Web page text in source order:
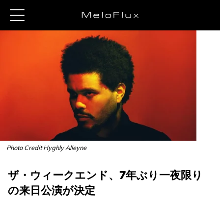
Photo Credit Hyghly Alleyne
ザ・ウィークエンド、7年ぶり一夜限り
の来日公演が決定